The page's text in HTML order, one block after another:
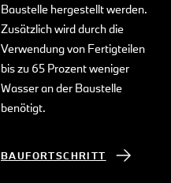
Baustelle hergestellt werden.
Zusätzlich wird durch die
Verwendung von Fertigteilen
bis zu 65 Prozent weniger
Wasser an der Baustelle
benötigt.
BAUFORTSCHRITT